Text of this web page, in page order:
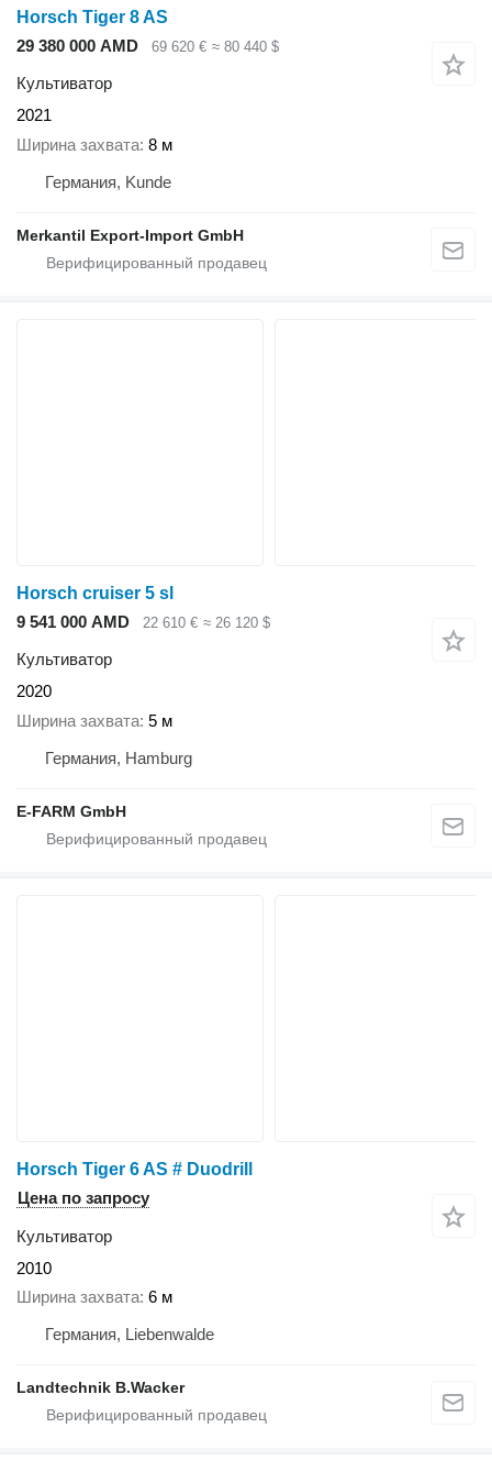
Horsch Tiger 8 AS
29 380 000 AMD
69 620 € ≈ 80 440 $
Культиватор
2021
Ширина захвата 8 м
Германия, Kunde
Merkantil Export-Import GmbH
Horsch cruiser 5 sl
9 541 000 AMD
22 610 € ≈ 26 120 $
Культиватор
2020
Ширина захвата 5 м
Германия, Hamburg
E-FARM GmbH
Horsch Tiger 6 AS # Duodrill
Цена по запросу
Культиватор
2010
Ширина захвата 6 м
Германия, Liebenwalde
Landtechnik B.Wacker